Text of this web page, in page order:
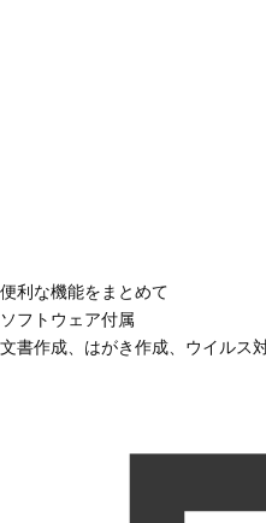
便利な機能をまとめて
ソフトウェア付属
文書作成、はがき作成、ウイルス